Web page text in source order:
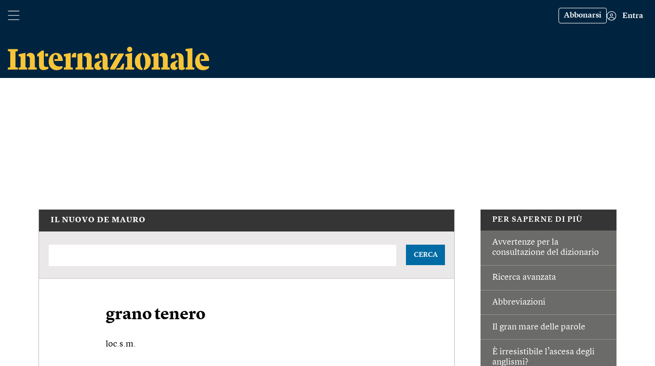
Abbonarsi Entra
PER SAPERNE DI PIÙ
Avvertenze per la
consultazione del dizionario
Ricerca avanzata
Abbreviazioni
Il gran mare delle parole
È irresistibile l’ascesa degli
anglismi?
IL NUOVO DE MAURO
CERCA
grano tenero
loc.s.m.